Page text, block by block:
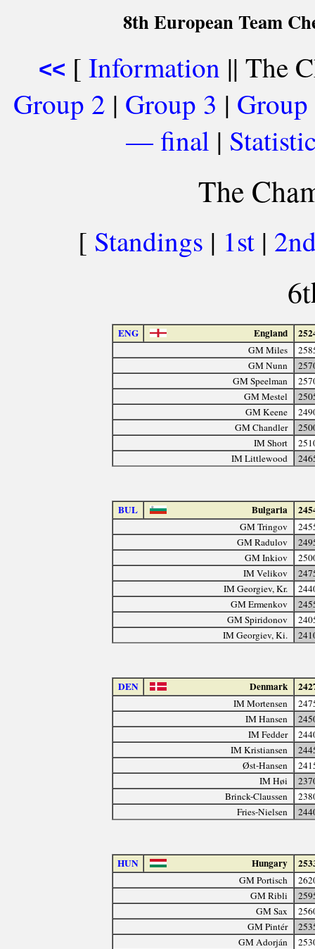
8th European Team
<< [ Information || The
Group 2 | Group 3 |
— final |
The
[ Standings | 1st |
ENG England
GM Miles
GM Nunn
GM Speelman
GM Mestel
GM Keene
GM Chandler
IM Short
IM Littlewood
BUL Bulgaria
GM Tringov
GM Radulov
GM Inkiov
IM Velikov
IM Georgiev, Kr.
GM Ermenkov
GM Spiridonov
IM Georgiev, Ki.
DEN Denmark
IM Mortensen
IM Hansen
IM Fedder
IM Kristiansen
Øst-Hansen
IM Høi
Brinck-Claussen
Fries-Nielsen
HUN Hungary
GM Portisch
GM Ribli
GM Sax
GM Pintér
GM Adorján